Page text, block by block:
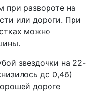
при развороте на
или дороги. При
можно
звездочки на 22-
до 0,46)
дороге